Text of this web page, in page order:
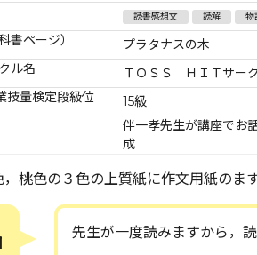
読書感想文 読解 物
書ページ）
プラタナスの木
ル名
ＴＯＳＳ ＨＩＴサー
技量検定段級位
15級
伴一孝先生が講座でお
成
桃色の３色の上質紙に作文用紙のま
先生が一度読みますから，